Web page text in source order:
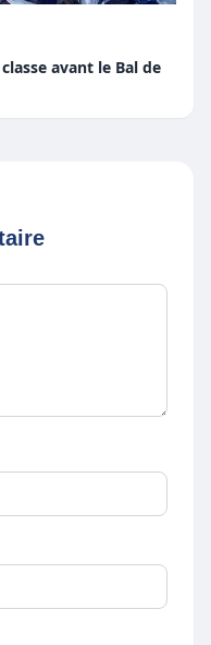
avant le Bal de